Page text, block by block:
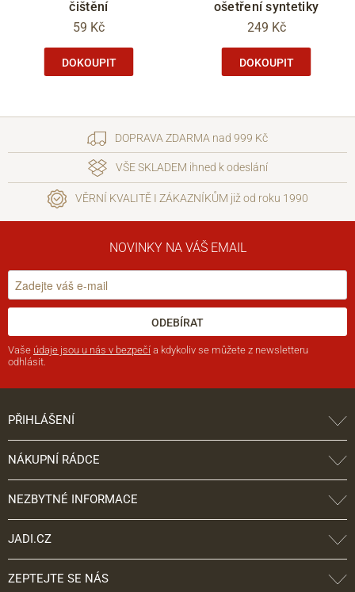
čištění
59 Kč
DOKOUPIT
ošetření syntetiky
249 Kč
DOKOUPIT
DOPRAVA ZDARMA nad 999 Kč
VŠE SKLADEM ihned k odeslání
VĚRNÍ KVALITĚ I ZÁKAZNÍKŮM již od roku 1990
NOVINKY NA VÁŠ EMAIL
ODEBÍRAT
Vaše údaje jsou u nás v bezpečí a kdykoliv se můžete z newsletteru
odhlásit.
PŘIHLÁŠENÍ
NÁKUPNÍ RÁDCE
NEZBYTNÉ INFORMACE
JADI.CZ
ZEPTEJTE SE NÁS